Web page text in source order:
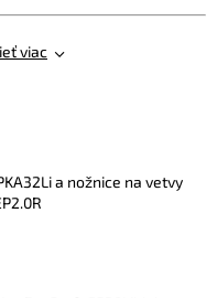
viac
a nožnice na vetvy